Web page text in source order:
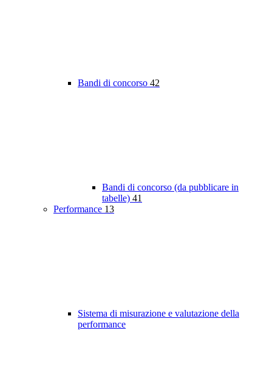
Bandi di concorso 42
Bandi di concorso (da pubblicare in
tabelle) 41
Performance 13
Sistema di misurazione e valutazione della
performance